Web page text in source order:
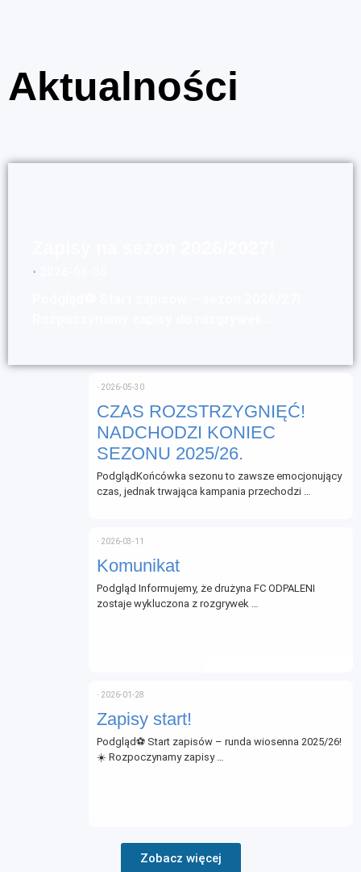
Aktualności
⋅
CZAS ROZSTRZYGNIĘĆ!
NADCHODZI KONIEC
SEZONU 2025/26.
⋅ 2026-05-30
PodglądKońcówka sezonu to zawsze emocjonujący
czas, jednak trwająca kampania przechodzi …
Komunikat
⋅ 2026-03-11
Podgląd Informujemy, że drużyna FC ODPALENI
zostaje wykluczona z rozgrywek …
Zapisy start!
⋅ 2026-01-28
Podgląd⚽ Start zapisów – runda wiosenna 2025/26!
☀️ Rozpoczynamy zapisy …
Zobacz więcej